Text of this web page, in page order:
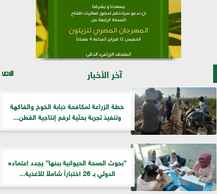
آخر الأخبار
خطة الزراعة لمكافحة ذبابة الخوخ والفاكهة
وتنفيذ تجربة بحثية لرفع إنتاجية القطن...
”بحوث الصحة الحيوانية ببنها” يجدد اعتماده
الدولي بـ 26 اختباراً شاملاً للأغذية...